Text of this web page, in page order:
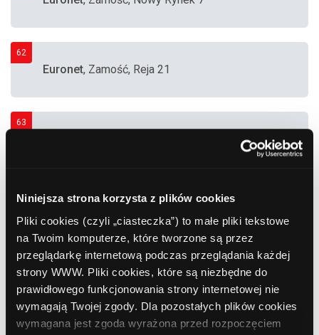
Niniejsza strona korzysta z plików cookies
Pliki cookies (czyli „ciasteczka”) to małe pliki tekstowe
na Twoim komputerze, które tworzone są przez
przeglądarkę internetową podczas przeglądania każdej
strony WWW. Pliki cookies, które są niezbędne do
prawidłowego funkcjonowania strony internetowej nie
wymagają Twojej zgody. Dla pozostałych plików cookies
wymagana jest zgoda wyrażona przed rozpoczęciem
62
Euronet, Zamość, Reja 21
63
64
PKO BP , Zamość, ul. Wyszyńskiego 50B
65
PKO BP, Zamość, ul. Jana Pawła II 10
66